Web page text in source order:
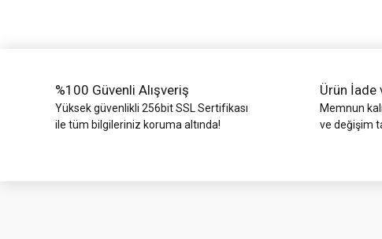
%100 Güvenli Alışveriş
Yüksek güvenlikli 256bit SSL Sertifikası
ile tüm bilgileriniz koruma altında!
Ürün İade
Memnun
ve değişim